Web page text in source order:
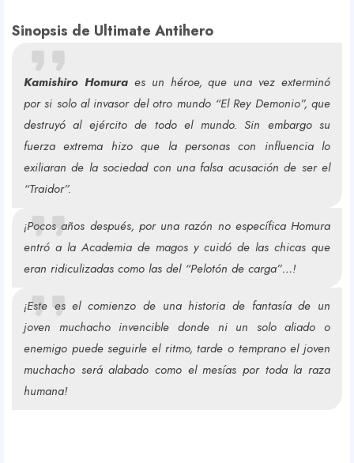
Sinopsis de Ultimate Antihero
Kamishiro Homuraes un héroe, que una vez exterminó
por si solo al invasor del otro mundo “El Rey Demonio”, que
destruyó al ejército de todo el mundo. Sin embargo su
fuerza extrema hizo que la personas con influencia lo
exiliaran de la sociedad con una falsa acusación de ser el
“Traidor”.
¡Pocos años después, por una razón no específica Homura
entró a la Academia de magos y cuidó de las chicas que
eran ridiculizadas como las del “Pelotón de carga”…!
¡Este es el comienzo de una historia de fantasía de un
joven muchacho invencible donde ni un solo aliado o
enemigo puede seguirle el ritmo, tarde o temprano el joven
muchacho será alabado como el mesías por toda la raza
humana!